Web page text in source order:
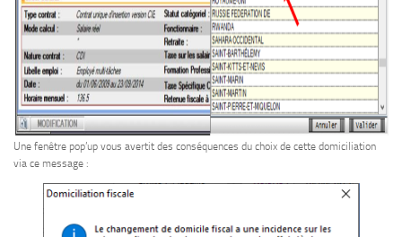
Une fenêtre pop’up vous avertit des conséquences du choix de cette domiciliation
via ce message :